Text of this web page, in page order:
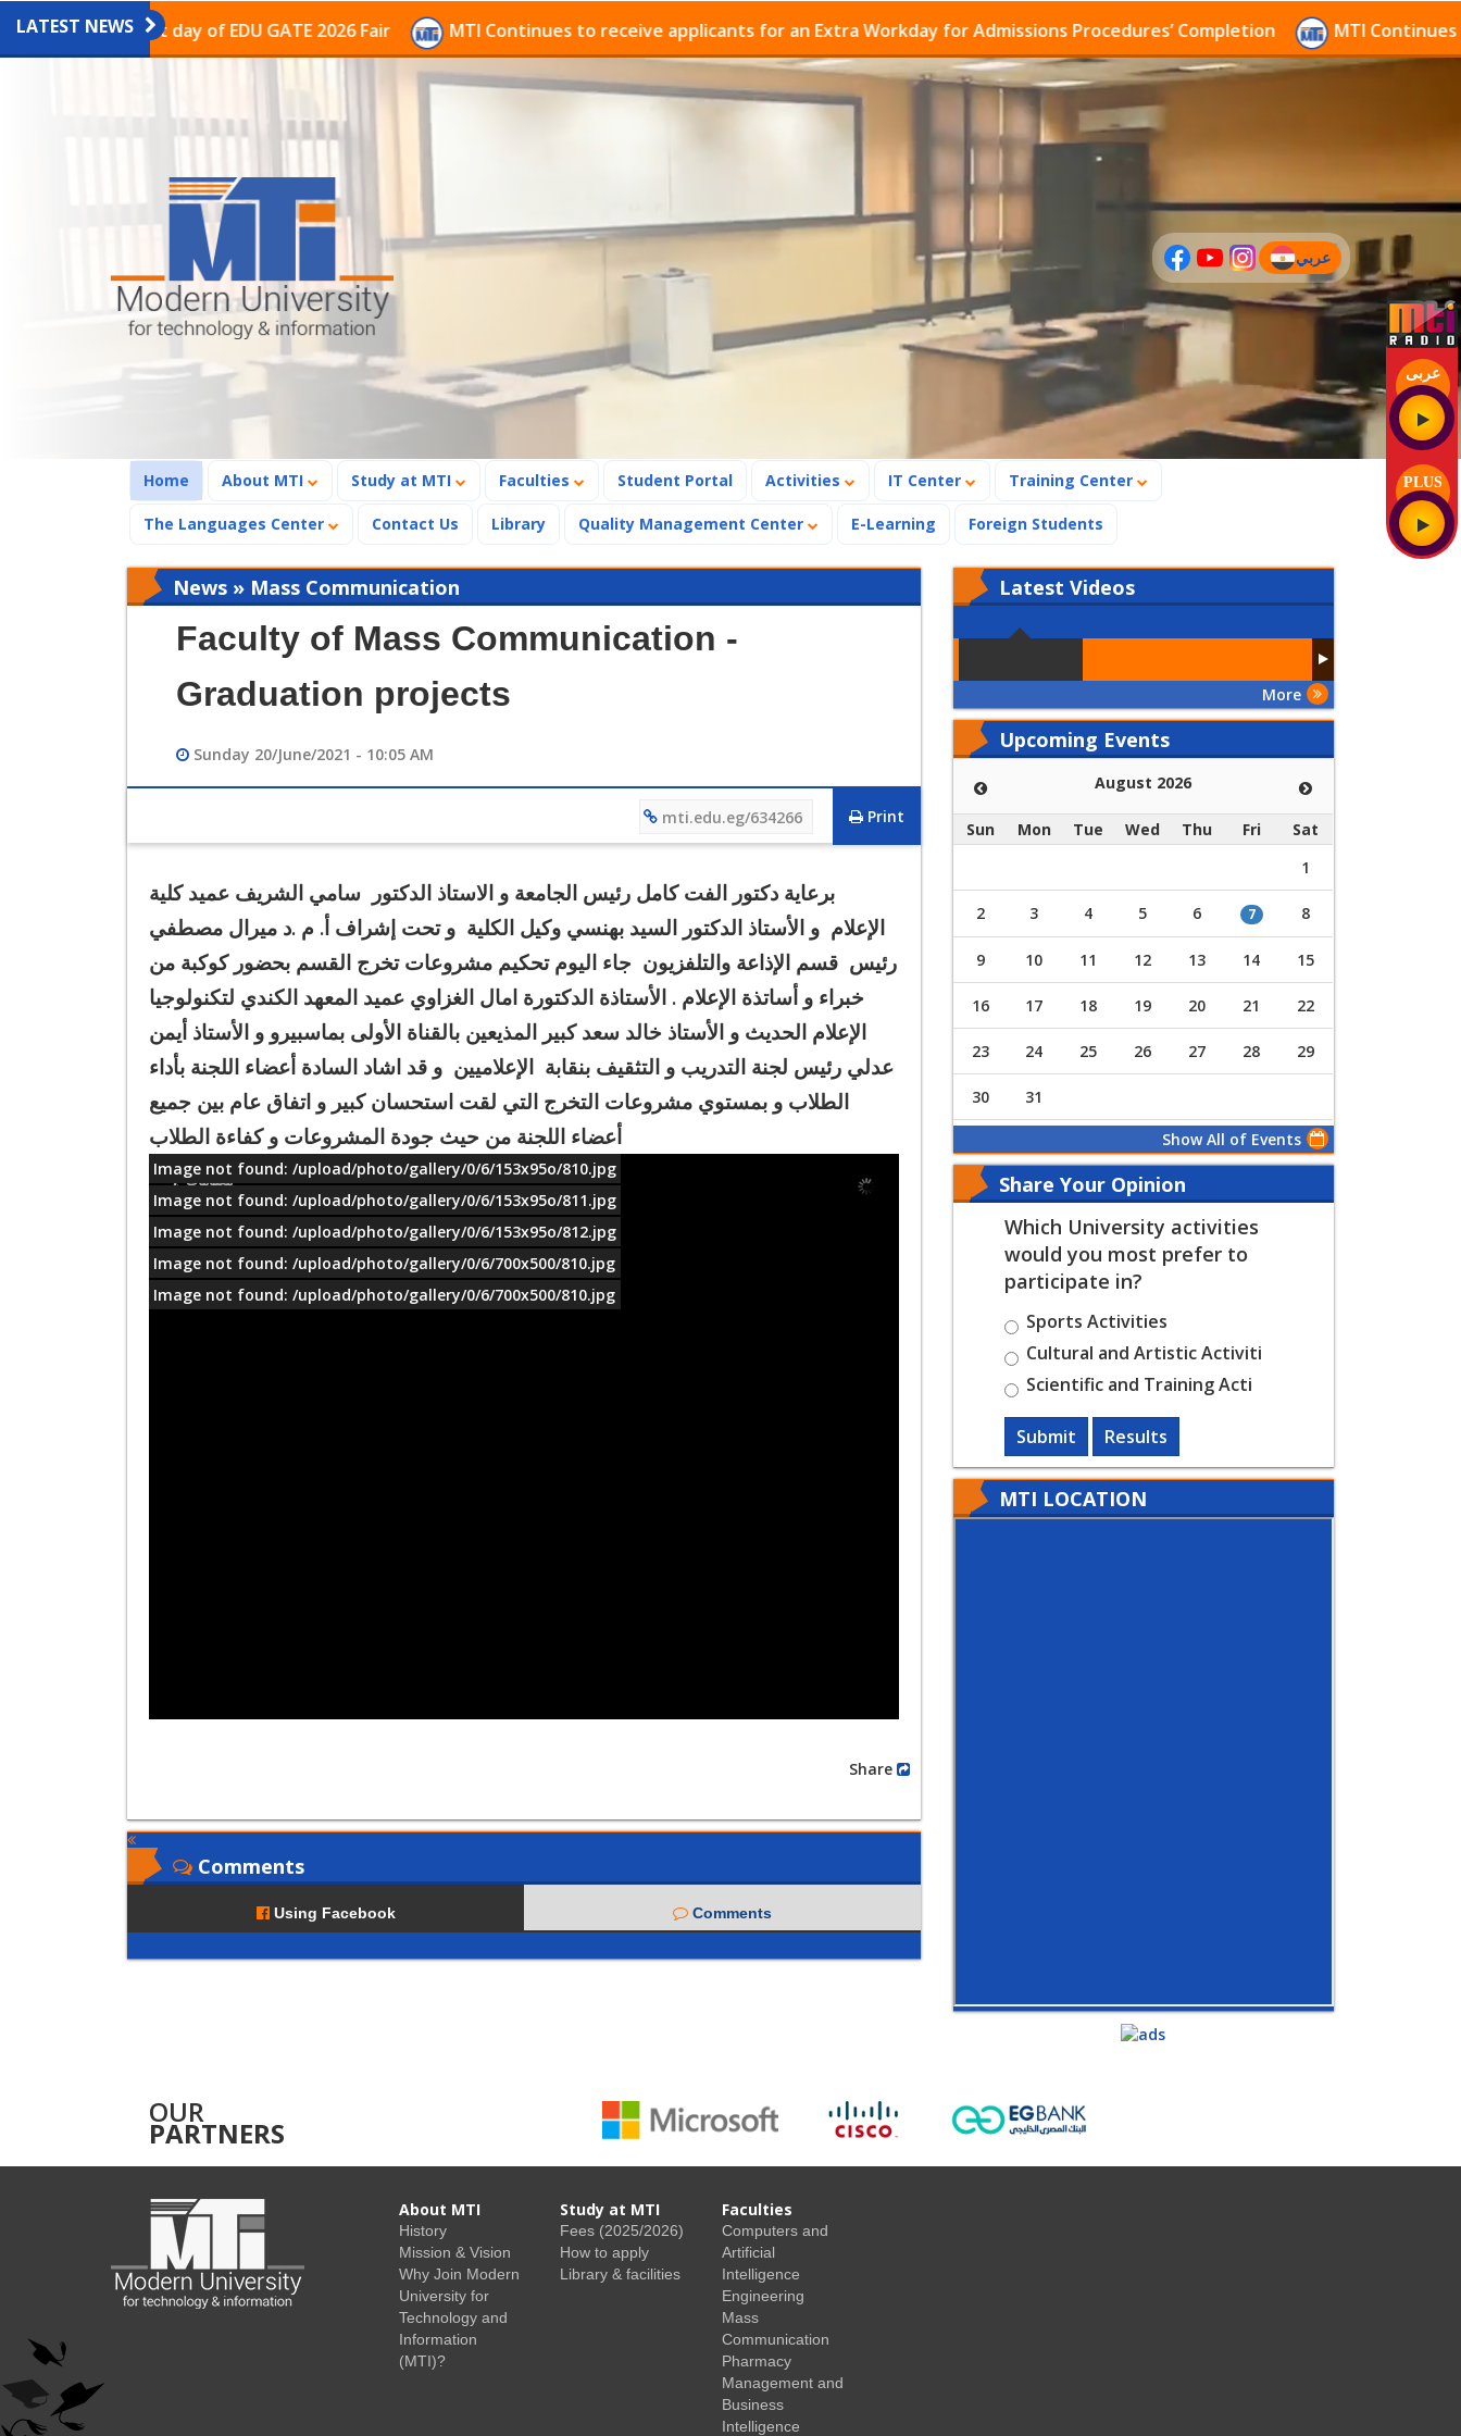
عربى
PLUS
LATEST NEWS
the last day of EDU GATE 2026 Fair MTI Continues to receive applicants for an Extra Workday for Admissions Procedures’ Completion MTI Continues to
عربي
(current)
Home (current)
About MTI Study at MTI Faculties Student Portal Activities IT Center Training Center
The Languages Center Contact Us Library Quality Management Center E-Learning Foreign Students
News » Mass Communication
Faculty of Mass Communication -
Graduation projects
Sunday 20/June/2021 - 10:05 AM
Print
mti.edu.eg/634266
برعاية دكتور الفت كامل رئيس الجامعة و الاستاذ الدكتور سامي الشريف عميد كلية
الإعلام و الأستاذ الدكتور السيد بهنسي وكيل الكلية و تحت إشراف أ. م .د ميرال مصطفي
رئيس قسم الإذاعة والتلفزيون جاء اليوم تحكيم مشروعات تخرج القسم بحضور كوكبة من
خبراء و أساتذة الإعلام . الأستاذة الدكتورة امال الغزاوي عميد المعهد الكندي لتكنولوجيا
الإعلام الحديث و الأستاذ خالد سعد كبير المذيعين بالقناة الأولى بماسبيرو و الأستاذ أيمن
عدلي رئيس لجنة التدريب و التثقيف بنقابة الإعلاميين و قد اشاد السادة أعضاء اللجنة بأداء
الطلاب و بمستوي مشروعات التخرج التي لقت استحسان كبير و اتفاق عام بين جميع
أعضاء اللجنة من حيث جودة المشروعات و كفاءة الطلاب
معلومات
Image not found: /upload/photo/gallery/0/6/153x95o/810.jpg
Image not found: /upload/photo/gallery/0/6/153x95o/811.jpg
Image not found: /upload/photo/gallery/0/6/153x95o/812.jpg
Image not found: /upload/photo/gallery/0/6/700x500/810.jpg
Image not found: /upload/photo/gallery/0/6/700x500/810.jpg
Comments
Using Facebook Comments
Latest Videos
More
Upcoming Events
August 2026
Sun Mon Tue Wed Thu Fri
Sat
1
2 3 4 5 6 7 8
9 10 11 12 13 14 15
16 17 18 19 20 21 22
23 24 25 26 27 28 29
30 31
Show All of Events
Share Your Opinion
Which University activities
would you most prefer to
participate in?
Sports Activities
Cultural and Artistic Activiti
Scientific and Training Acti
Submit Results
MTI LOCATION
OUR
PARTNERS
About MTI
History
Mission & Vision
Why Join Modern
University for
Technology and
Information
(MTI)?
Study at MTI
Fees (2025/2026)
How to apply
Library & facilities
Faculties
Computers and
Artificial
Intelligence
Engineering
Mass
Communication
Pharmacy
Management and
Business
Intelligence